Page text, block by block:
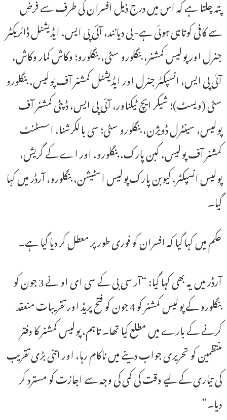
پتہ چلتا ہے کہ اس میں درج ذیل افسران کی طرف سے فرض
سے کافی کوتاہی ہوئی ہے- بی دیانند، آئی پی ایس، ایڈیشنل ڈائریکٹر
جنرل اور پولیس کمشنر، بنگلورو سٹی، بنگلورو؛ وکاش کمار وکاش،
آئی پی ایس، انسپکٹر جنرل اور ایڈیشنل کمشنر آف پولیس، بنگلورو
سٹی (ویسٹ)؛ شیکر ایچ ٹیکناور، آئی پی ایس، ڈپٹی کمشنر آف
پولیس، سینٹرل ڈویژن، بنگلورو سٹی؛ سی بالکرشنا، اسسٹنٹ
کمشنر آف پولیس، کبن پارک، بنگلورو، اور اے کے گریش،
پولیس انسپکٹر، کیوبن پارک پولیس اسٹیشن، بنگلورو، آرڈر میں کہا
گیا۔
حکم میں کہا گیا کہ افسران کو فوری طور پر معطل کر دیا گیا ہے۔
آرڈر میں یہ بھی کہا گیا: “آر سی بی کے سی ای او نے 3 جون کو
بنگلورو کے پولیس کمشنر کو 4 جون کو فتح پریڈ اور تقریبات منعقد
کرنے کے بارے میں مطلع کیا تھا۔ تاہم، پولیس کمشنر کا دفتر
منتظمین کو تحریری جواب دینے میں ناکام رہا، اور اتنی بڑی تقریب
کی تیاری کے لیے وقت کی کمی کی وجہ سے اجازت کو مسترد کر
دیا۔”